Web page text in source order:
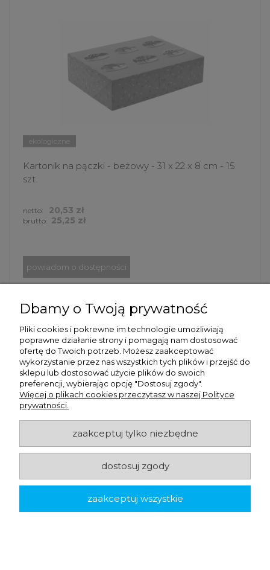
ekologiczne
Kartonik na pączki - beżowy - 31 x 22 x 8 cm - 15
szt.
brutto: 25,25 zł
netto: 20,53 zł
powiadom o dostępności
Kartonik na pączki - czarny - 31 x 22 x 8 cm - 15 szt.
Dbamy o Twoją prywatność
Pliki cookies i pokrewne im technologie umożliwiają
poprawne działanie strony i pomagają nam dostosować
ofertę do Twoich potrzeb. Możesz zaakceptować
wykorzystanie przez nas wszystkich tych plików i przejść do
sklepu lub dostosować użycie plików do swoich
preferencji, wybierając opcję "Dostosuj zgody".
Więcej o plikach cookies przeczytasz w naszej Polityce
prywatności.
zaakceptuj tylko niezbędne
dostosuj zgody
zaakceptuj wszystkie